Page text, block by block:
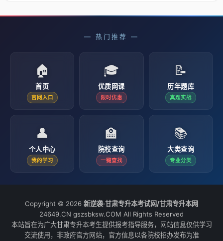
— 热门推荐 —
🏠
首页
官网入口
🎓
优质网课
限时优惠
📝
历年题库
真题实战
👤
个人中心
我的学习
🏫
院校查询
一键查找
📚
大类查询
专业分类
Copyright © 2026 新逆袭·甘肃专升本考试网/甘肃专升本网
24649.CN gszsbksw.COM All Rights Reserved
本站旨在为广大甘肃专升本考生提供报考指导服务，网站信息仅供学习
交流使用，非政府官方网站，官方信息以各院校招办发布为准